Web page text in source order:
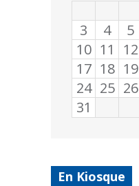
3
4 5
10 11 12
17 18 19
24 25 26
31
En Kiosque